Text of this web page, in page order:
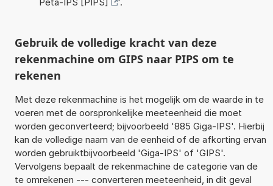
Gebruik de volledige kracht van deze
rekenmachine om GIPS naar PIPS om te
rekenen
Met deze rekenmachine is het mogelijk om de waarde in te
voeren met de oorspronkelijke meeteenheid die moet
worden geconverteerd; bijvoorbeeld '885 Giga-IPS'. Hierbij
kan de volledige naam van de eenheid of de afkorting ervan
worden gebruiktbijvoorbeeld 'Giga-IPS' of 'GIPS'.
Vervolgens bepaalt de rekenmachine de categorie van de
te omrekenen --- converteren meeteenheid, in dit geval